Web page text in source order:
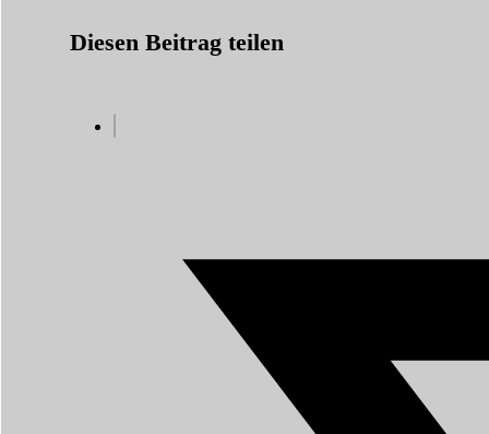
Diesen Beitrag teilen